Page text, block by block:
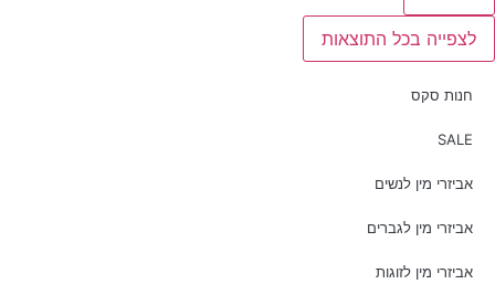
לצפייה בכל התוצאות
חנות סקס
SALE
אביזרי מין לנשים
אביזרי מין לגברים
אביזרי מין לזוגות